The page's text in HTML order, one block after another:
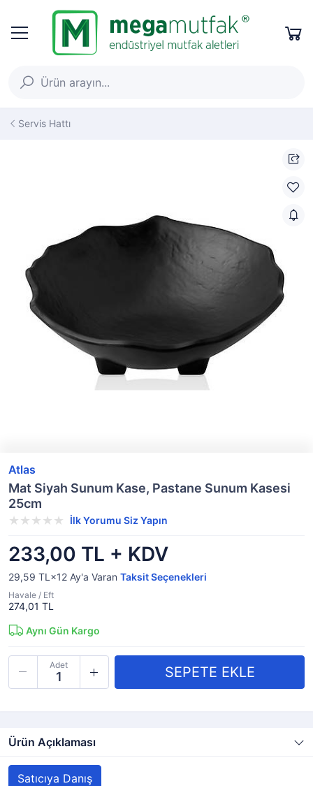
Servis Hattı
Atlas
Mat Siyah Sunum Kase, Pastane Sunum Kasesi
25cm
İlk Yorumu Siz Yapın
233,00 TL + KDV
29,59 TL×12 Ay'a Varan Taksit Seçenekleri
Havale / Eft
274,01 TL
Aynı Gün Kargo
Adet
Ürün Açıklaması
Satıcıya Danış